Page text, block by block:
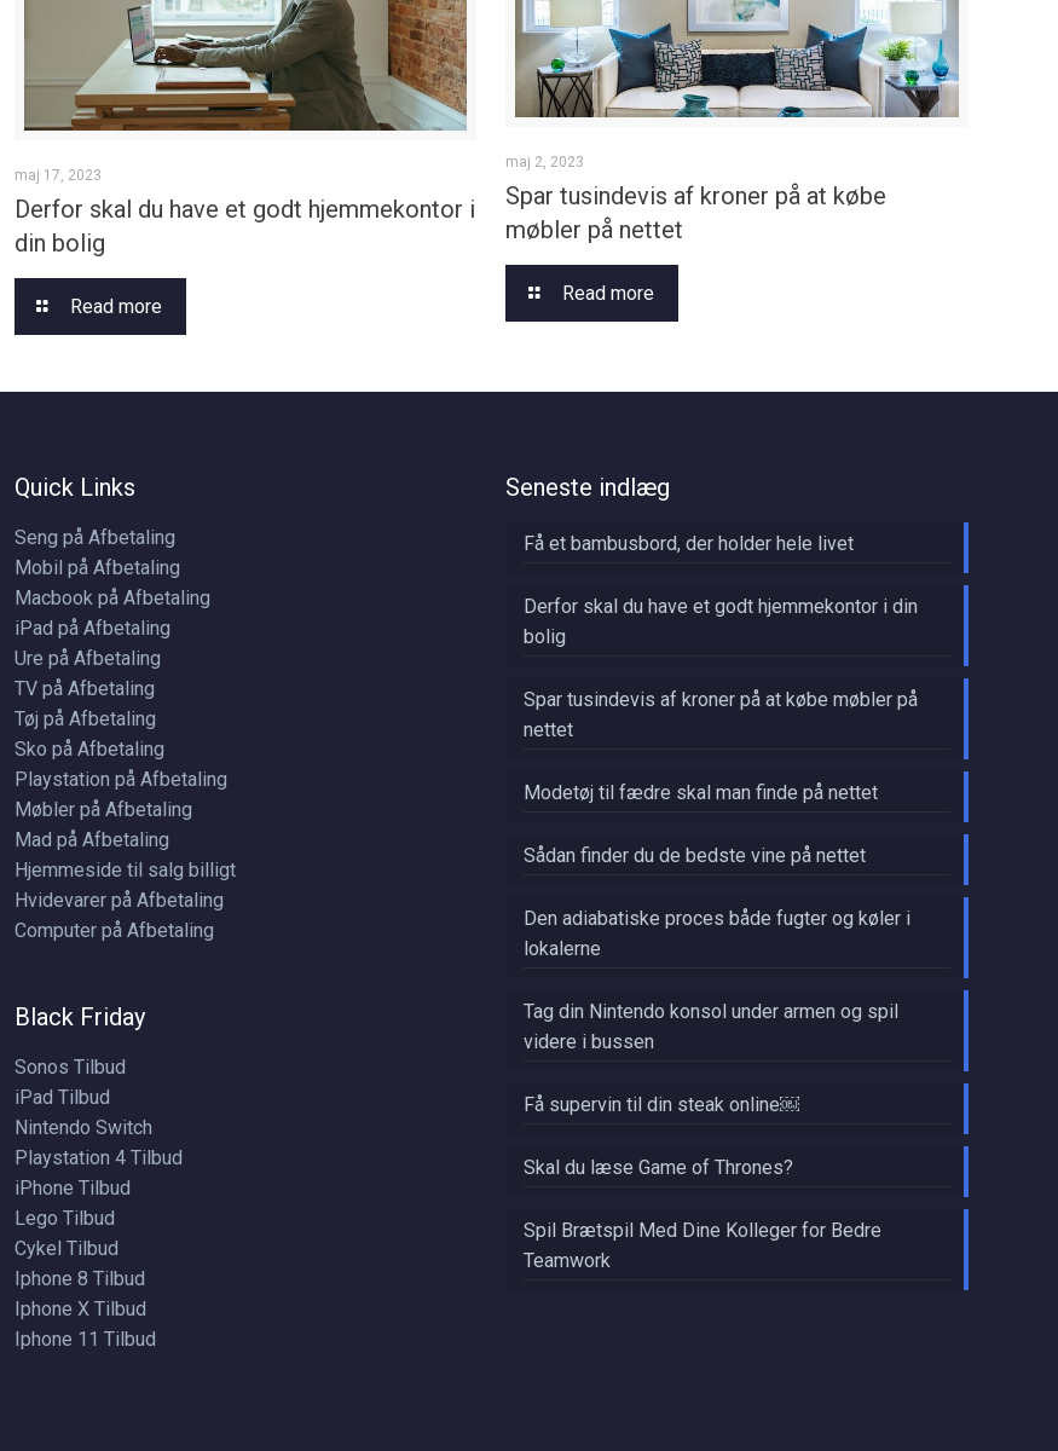
maj 17, 2023
Derfor skal du have et godt hjemmekontor i
din bolig
Read more
maj 2, 2023
Spar tusindevis af kroner på at købe
møbler på nettet
Read more
Quick Links
Seng på Afbetaling
Mobil på Afbetaling
Macbook på Afbetaling
iPad på Afbetaling
Ure på Afbetaling
TV på Afbetaling
Tøj på Afbetaling
Sko på Afbetaling
Playstation på Afbetaling
Møbler på Afbetaling
Mad på Afbetaling
Hjemmeside til salg billigt
Hvidevarer på Afbetaling
Computer på Afbetaling
Black Friday
Sonos Tilbud
iPad Tilbud
Nintendo Switch
Playstation 4 Tilbud
iPhone Tilbud
Lego Tilbud
Cykel Tilbud
Iphone 8 Tilbud
Iphone X Tilbud
Iphone 11 Tilbud
Seneste indlæg
Få et bambusbord, der holder hele livet
Derfor skal du have et godt hjemmekontor i din
bolig
Spar tusindevis af kroner på at købe møbler på
nettet
Modetøj til fædre skal man finde på nettet
Sådan finder du de bedste vine på nettet
Den adiabatiske proces både fugter og køler i
lokalerne
Tag din Nintendo konsol under armen og spil
videre i bussen
Få supervin til din steak online￼
Skal du læse Game of Thrones?
Spil Brætspil Med Dine Kolleger for Bedre
Teamwork